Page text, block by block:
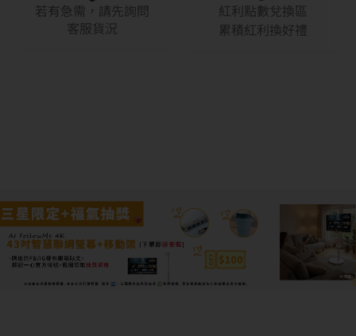
若有急需，請先詢問
客服貨況
紅利點數兌換區
累積紅利換好禮